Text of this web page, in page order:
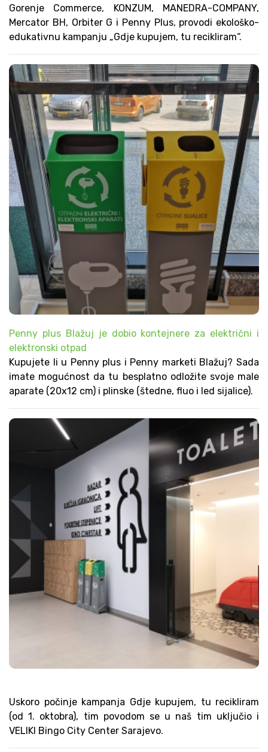
Gorenje Commerce, KONZUM, MANEDRA-COMPANY,
Mercator BH, Orbiter G i Penny Plus, provodi ekološko-
edukativnu kampanju „Gdje kupujem, tu recikliram“.
Penny plus Blažuj je dobio kontejnere za električni i
elektronski otpad
Kupujete li u Penny plus i Penny marketi Blažuj? Sada
imate mogućnost da tu besplatno odložite svoje male
aparate (20x12 cm) i plinske (štedne, fluo i led sijalice).
Uskoro počinje kampanja Gdje kupujem, tu recikliram
(od 1. oktobra), tim povodom se u naš tim uključio i
VELIKI Bingo City Center Sarajevo.